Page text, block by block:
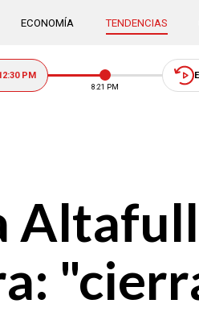
ECONOMÍA TENDENCIAS
PM
8:21 PM